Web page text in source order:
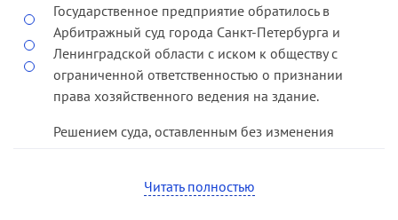
Государственное предприятие обратилось в
Арбитражный суд города Санкт-Петербурга и
Ленинградской области с иском к обществу с
ограниченной ответственностью о признании
права хозяйственного ведения на здание.
Решением суда, оставленным без изменения
Читать полностью